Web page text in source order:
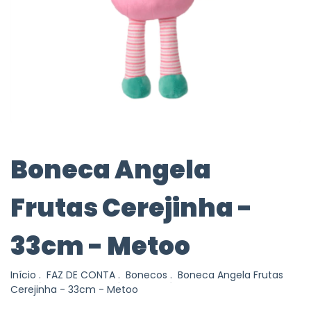
Boneca Angela
Frutas Cerejinha -
33cm - Metoo
Início . FAZ DE CONTA . Bonecos . Boneca Angela Frutas
Cerejinha - 33cm - Metoo